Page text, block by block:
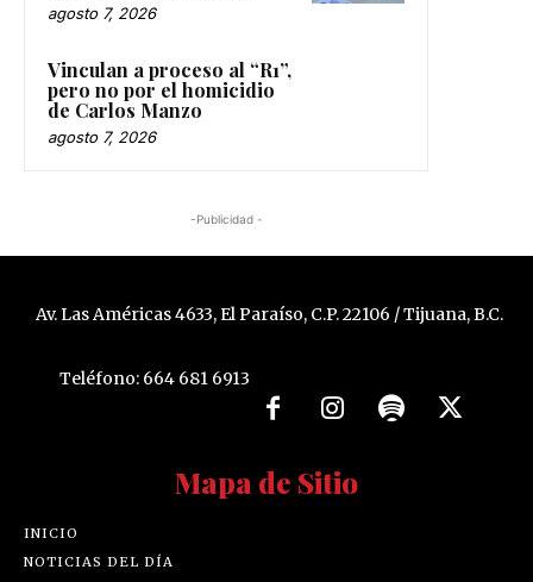
agosto 7, 2026
Vinculan a proceso al “R1”,
pero no por el homicidio
de Carlos Manzo
agosto 7, 2026
-Publicidad -
Av. Las Américas 4633, El Paraíso, C.P. 22106 / Tijuana, B.C.
Teléfono: 664 681 6913
Mapa de Sitio
INICIO
NOTICIAS DEL DÍA